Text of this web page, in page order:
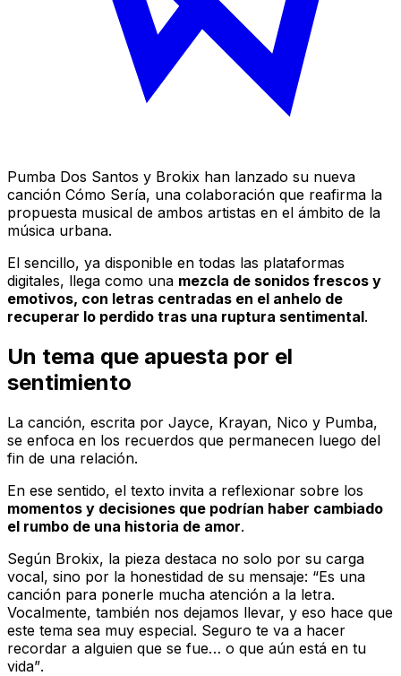
Pumba Dos Santos y Brokix han lanzado su nueva
canción Cómo Sería, una colaboración que reafirma la
propuesta musical de ambos artistas en el ámbito de la
música urbana.
El sencillo, ya disponible en todas las plataformas
digitales, llega como una mezcla de sonidos frescos y
emotivos, con letras centradas en el anhelo de
recuperar lo perdido tras una ruptura sentimental.
Un tema que apuesta por el
sentimiento
La canción, escrita por Jayce, Krayan, Nico y Pumba,
se enfoca en los recuerdos que permanecen luego del
fin de una relación.
En ese sentido, el texto invita a reflexionar sobre los
momentos y decisiones que podrían haber cambiado
el rumbo de una historia de amor.
Según Brokix, la pieza destaca no solo por su carga
vocal, sino por la honestidad de su mensaje: “Es una
canción para ponerle mucha atención a la letra.
Vocalmente, también nos dejamos llevar, y eso hace que
este tema sea muy especial. Seguro te va a hacer
recordar a alguien que se fue… o que aún está en tu
vida”.